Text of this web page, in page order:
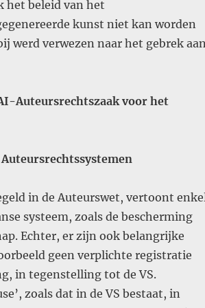
het beleid van het
kunst niet kan worden
werd verwezen naar het gebrek
Auteursrechtszaak voor het
in de Auteurswet, vertoont
systeem, zoals de bescherming
Echter, er zijn ook belangrijke
geen verplichte registratie
in tegenstelling tot de VS.
zoals dat in de VS bestaat, in